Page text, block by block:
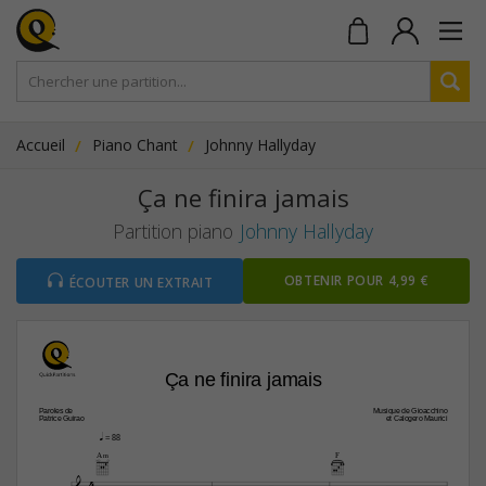
Accueil Piano Chant Johnny Hallyday
Ça ne finira jamais
Partition piano Johnny Hallyday
ÉCOUTER UN EXTRAIT OBTENIR POUR 4,99 €
Ça ne finira jamais
Paroles de
Patrice Guirao
Musique de Gioacchino
et Calogero Maurici
A‹ F
q = 88